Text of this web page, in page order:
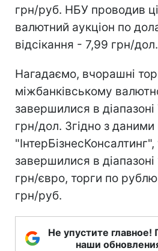
грн/руб. НБУ проводив
валютний аукціон по
відсікання - 7,99 грн/дол.
Нагадаємо, вчорашні
міжбанківському
завершилися в
грн/дол. Згідно з даними
завершилися в
грн/євро, торги по
грн/руб.
Не упустите
наши